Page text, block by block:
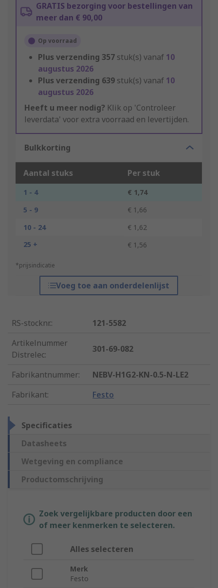
GRATIS bezorging voor bestellingen van
meer dan € 90,00
Op voorraad
Plus verzending 357 stuk(s) vanaf 10
augustus 2026
Plus verzending 639 stuk(s) vanaf 10
augustus 2026
Heeft u meer nodig? Klik op 'Controleer
leverdata' voor extra voorraad en levertijden.
Bulkkorting
Aantal stuks Per stuk
1 - 4
€ 1,74
5 - 9
€ 1,66
10 - 24
€ 1,62
25 +
€ 1,56
*prijsindicatie
Voeg toe aan onderdelenlijst
RS-stocknr.:
121-5582
Artikelnummer
Distrelec:
301-69-082
Fabrikantnummer:
NEBV-H1G2-KN-0.5-N-LE2
Fabrikant: Festo
Specificaties
Datasheets
Wetgeving en compliance
Productomschrijving
Zoek vergelijkbare producten door een
of meer kenmerken te selecteren.
Alles selecteren
Merk
Festo